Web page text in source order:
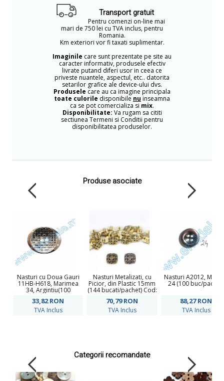
Transport gratuit
Pentru comenzi on-line mai
mari de 750 lei cu TVA inclus, pentru
Romania.
Km exteriori vor fi taxati suplimentar.
Imaginile care sunt prezentate pe site au
caracter informativ, produsele efectiv
livrate putand diferi usor in ceea ce
priveste nuantele, aspectul, etc.. datorita
setarilor grafice ale device-ului dvs.
Produsele care au ca imagine principala
toate culorile disponibile nu inseamna
ca se pot comercializa si mix.
Disponibilitate: Va rugam sa cititi
sectiunea Termeni si Conditii pentru
disponibilitatea produselor.
Produse asociate
Nasturi cu Doua Gauri
11HB-H618, Marimea
34, Argintiu(100
33,82RON
TVA Inclus
Nasturi Metalizati, cu
Picior, din Plastic 15mm
(144 bucati/pachet) Cod:
70,79RON
TVA Inclus
Nasturi A2012,
24 (100 buc/pachet)
88,27RON
TVA Inclus
Categorii recomandate